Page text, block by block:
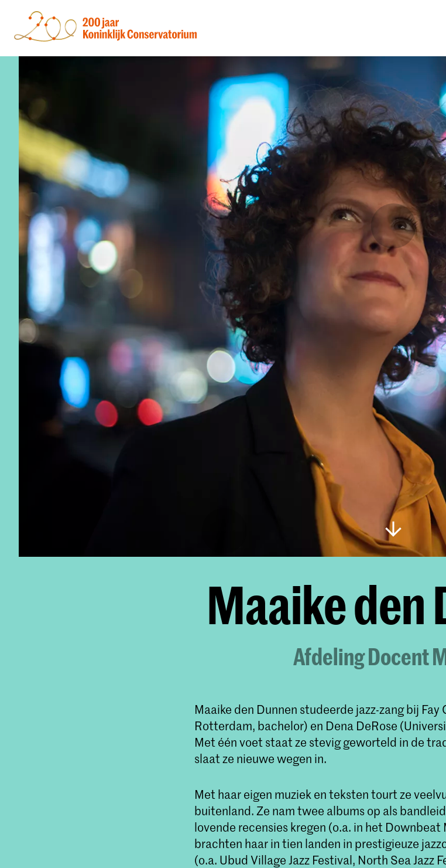
Maaike den
Afdeling Docent
Maaike den Dunnen studeerde jazz-zang bij Fay
Rotterdam, bachelor) en Dena DeRose
Met één voet staat ze stevig geworteld in de
slaat ze nieuwe wegen in.
Met haar eigen muziek en teksten tourt ze
buitenland. Ze nam twee albums op als
lovende recensies kregen (o.a. in het Downbeat
brachten haar in tien landen in prestigieuze
(o.a. Ubud Village Jazz Festival, North Sea Jazz